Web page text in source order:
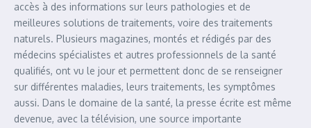
accès à des informations sur leurs pathologies et de
meilleures solutions de traitements, voire des traitements
naturels. Plusieurs magazines, montés et rédigés par des
médecins spécialistes et autres professionnels de la santé
qualifiés, ont vu le jour et permettent donc de se renseigner
sur différentes maladies, leurs traitements, les symptômes
aussi. Dans le domaine de la santé, la presse écrite est même
devenue, avec la télévision, une source importante